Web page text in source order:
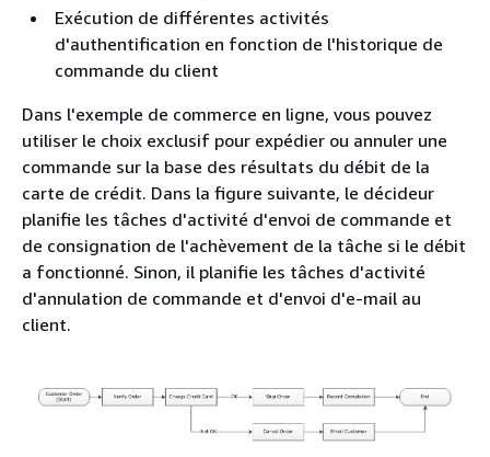
Exécution de différentes activités
d'authentification en fonction de l'historique de
commande du client
Dans l'exemple de commerce en ligne, vous pouvez
utiliser le choix exclusif pour expédier ou annuler une
commande sur la base des résultats du débit de la
carte de crédit. Dans la figure suivante, le décideur
planifie les tâches d'activité d'envoi de commande et
de consignation de l'achèvement de la tâche si le débit
a fonctionné. Sinon, il planifie les tâches d'activité
d'annulation de commande et d'envoi d'e-mail au
client.